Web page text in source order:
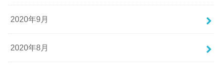
2020年9月
2020年8月